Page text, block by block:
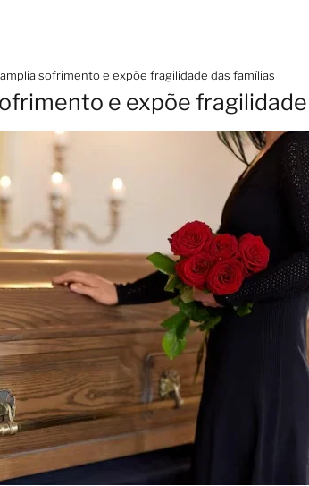
sofrimento e expõe fragilidade das famílias
e expõe